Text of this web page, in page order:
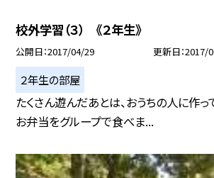
校外学習（３） 《２年生》
公開日 2017/04/29 更新日 2017/
２年生の部屋
たくさん遊んだあとは、おうちの人に作っ
お弁当をグループで食べま...